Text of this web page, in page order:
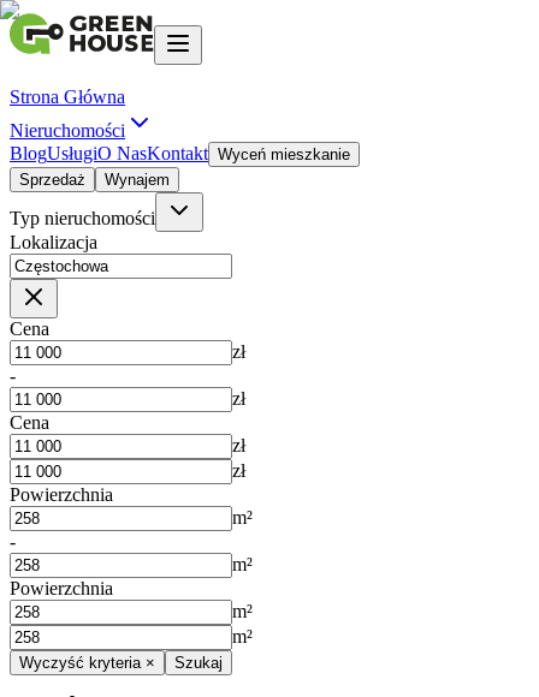
Strona Główna
Nieruchomości
BlogUsługiO NasKontakt Wyceń mieszkanie
Sprzedaż
Wynajem
Typ nieruchomości
Lokalizacja
Cena
zł
-
zł
Cena
zł
zł
Powierzchnia
m²
-
m²
Powierzchnia
m²
m²
Wyczyść kryteria× Szukaj